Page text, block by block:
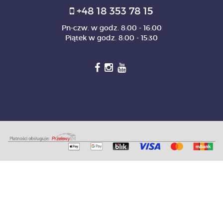
+48 18 353 78 15
Pn-czw. w godz. 8:00 - 16:00
Piątek w godz. 8:00 - 15:30